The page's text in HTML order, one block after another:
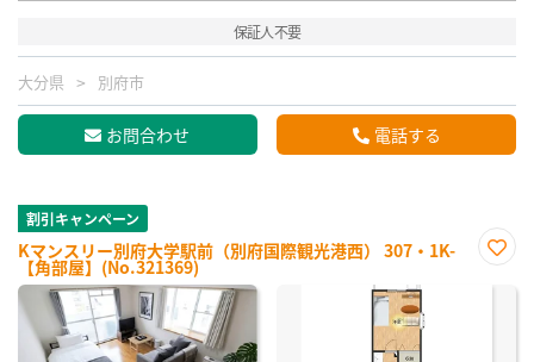
保証人不要
大分県 別府市
お問合わせ 電話する
割引キャンペーン
Kマンスリー別府大学駅前（別府国際観光港西） 307・1K-
【角部屋】(No.321369)
に入